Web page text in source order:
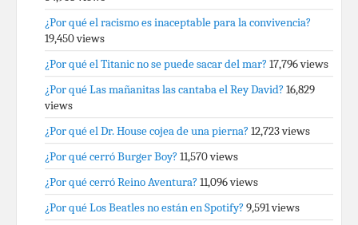
¿Por qué el racismo es inaceptable para la convivencia?
19,450 views
¿Por qué el Titanic no se puede sacar del mar? 17,796 views
¿Por qué Las mañanitas las cantaba el Rey David? 16,829
views
¿Por qué el Dr. House cojea de una pierna? 12,723 views
¿Por qué cerró Burger Boy? 11,570 views
¿Por qué cerró Reino Aventura? 11,096 views
¿Por qué Los Beatles no están en Spotify? 9,591 views